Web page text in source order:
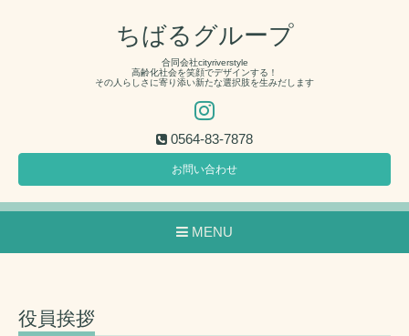
ちばるグループ
合同会社cityriverstyle
高齢化社会を笑顔でデザインする！
その人らしさに寄り添い新たな選択肢を生みだします
0564-83-7878
お問い合わせ
MENU
役員挨拶